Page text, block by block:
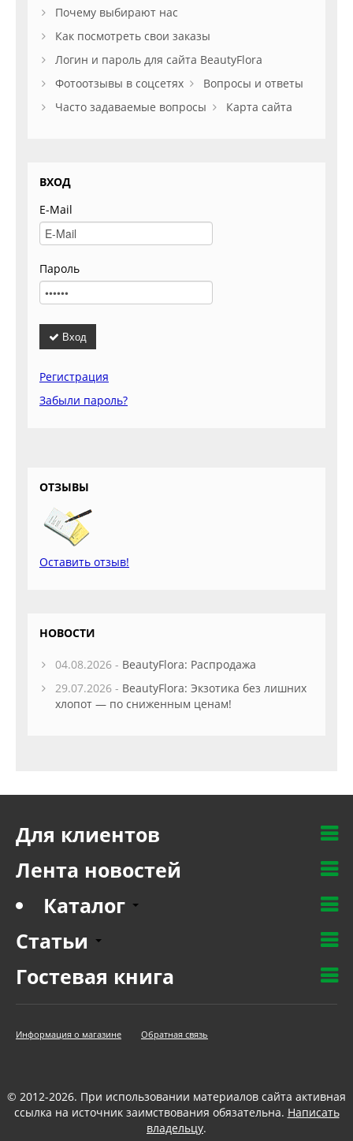
Почему выбирают нас
Как посмотреть свои заказы
Логин и пароль для сайта BeautyFlora
Фотоотзывы в соцсетях
Вопросы и ответы
Часто задаваемые вопросы
Карта сайта
ВХОД
E-Mail
Пароль
Вход
Регистрация
Забыли пароль?
ОТЗЫВЫ
Оставить отзыв!
НОВОСТИ
04.08.2026 - BeautyFlora: Распродажа
29.07.2026 - BeautyFlora: Экзотика без лишних
хлопот — по сниженным ценам!
Для клиентов
Лента новостей
Каталог
Статьи
Гостевая книга
Информация о магазине Обратная связь
© 2012-2026. При использовании материалов сайта активная
ссылка на источник заимствования обязательна. Написать
владельцу.